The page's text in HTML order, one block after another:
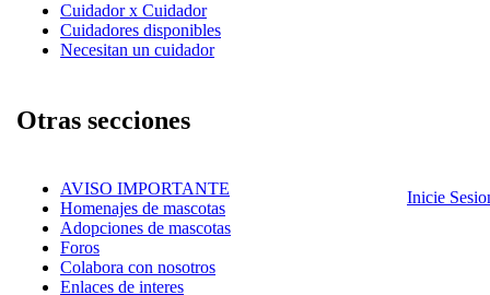
Cuidador x Cuidador
Cuidadores disponibles
Necesitan un cuidador
Otras secciones
AVISO IMPORTANTE
Homenajes de mascotas
Adopciones de mascotas
Foros
Colabora con nosotros
Enlaces de interes
Inicie